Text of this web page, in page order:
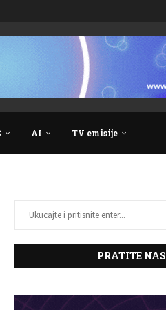
AI TV emisije
PRATITE NAS